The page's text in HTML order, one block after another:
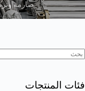
صارمة
فئات المنتجات